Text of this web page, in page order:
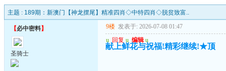
主题 : 189期：新澳门【神龙摆尾】精准四肖◇中特四肖◇脱贫致富..
【必中密料】
圣骑士
9楼 发表于: 2026-07-08 01:47
u 回复 u 编辑 u
献上鲜花与祝福!精彩继续!★顶